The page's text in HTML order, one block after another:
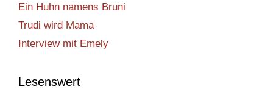
Ein Huhn namens Bruni
Trudi wird Mama
Interview mit Emely
Lesenswert